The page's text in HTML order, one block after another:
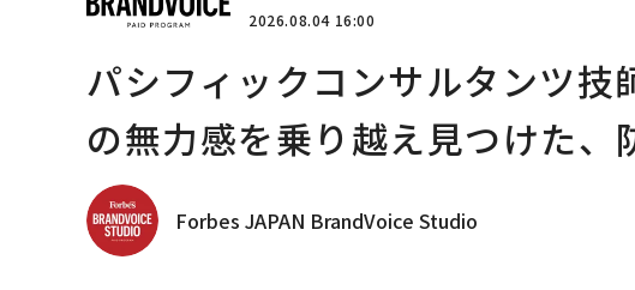
2026.08.04 16:00
パシフィックコンサルタンツ
の無力感を乗り越え見つけた、
Forbes JAPAN BrandVoice Studio